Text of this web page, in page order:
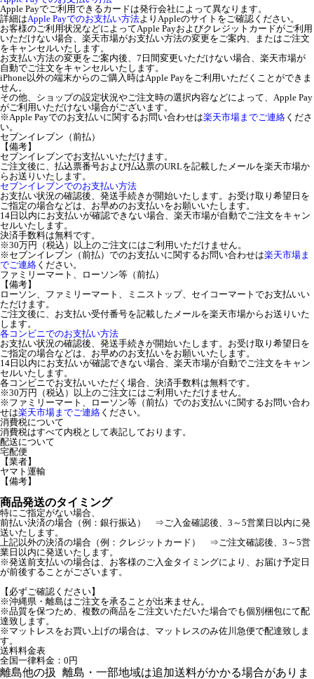
Apple Payでご利用できるカードは発行会社によって異なります。
詳細はApple Payでのお支払い方法よりAppleのサイトをご確認ください。
お客様のご利用状況などによってApple Payおよびクレジットカードがご利用
いただけない場合、楽天市場がお支払い方法の変更をご案内、またはご注文
をキャンセルいたします。
お支払い方法の変更をご案内後、7日間変更いただけない場合、楽天市場が
自動でご注文をキャンセルいたします。
iPhone以外の端末からのご購入時はApple Payをご利用いただくことができま
せん。
その他、ショップの設定状況やご注文時の選択内容などによって、Apple Pay
がご利用いただけない場合がございます。
※Apple Payでのお支払いに関するお問い合わせは楽天市場までご連絡 くださ
い。
セブンイレブン（前払）
【備考】
セブンイレブンでお支払いいただけます。
ご注文後に、払込票番号および払込票のURLを記載したメールを楽天市場か
らお送りいたします。
セブンイレブンでのお支払い方法
お支払い状況の確認後、発送手続きが開始いたします。お受け取り希望日を
ご指定の場合などは、お早めのお支払いをお願いいたします。
14日以内にお支払いが確認できない場合、楽天市場が自動でご注文をキャン
セルいたします。
決済手数料は無料です。
※30万円（税込）以上のご注文にはご利用いただけません。
※セブンイレブン（前払）でのお支払いに関するお問い合わせは楽天市場ま
でご連絡 ください。
ファミリーマート、ローソン等（前払）
【備考】
ローソン、ファミリーマート、ミニストップ、セイコーマートでお支払いい
ただけます。
ご注文後に、お支払い受付番号を記載したメールを楽天市場からお送りいた
します。
各コンビニでのお支払い方法
お支払い状況の確認後、発送手続きが開始いたします。お受け取り希望日を
ご指定の場合などは、お早めのお支払いをお願いいたします。
14日以内にお支払いが確認できない場合、楽天市場が自動でご注文をキャン
セルいたします。
各コンビニでお支払いいただく場合、決済手数料は無料です。
※30万円（税込）以上のご注文にはご利用いただけません。
※ファミリーマート、ローソン等（前払）でのお支払いに関するお問い合わ
せは楽天市場までご連絡 ください。
消費税について
消費税はすべて内税として表記しております。
配送について
宅配便
【業者】
ヤマト運輸
【備考】
商品発送のタイミング
特にご指定がない場合、
前払い決済の場合（例：銀行振込） ⇒ご入金確認後、3～5営業日以内に発
送いたします。
上記以外の決済の場合（例：クレジットカード） ⇒ご注文確認後、3～5営
業日以内に発送いたします。
※発送前支払いの場合は、お客様のご入金タイミングにより、お届け予定日
が前後することがございます。
【必ずご確認ください】
※沖縄県・離島はご注文を承ることが出来ません。
※品質を保つため、複数の商品をご注文いただいた場合でも個別梱包にて配
達致します。
※マットレスをお買い上げの場合は、マットレスのみ佐川急便で配達致しま
す。
送料料金表
全国一律料金：0円
離島他の扱
離島・一部地域は追加送料がかかる場合がありま